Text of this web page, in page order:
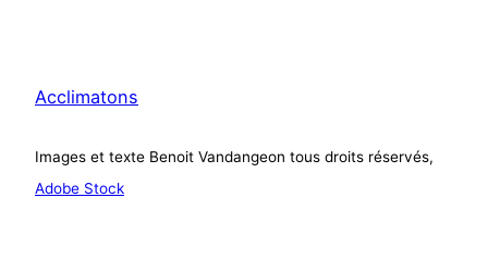
Acclimatons
Images et texte Benoit Vandangeon tous droits réservés,
Adobe Stock